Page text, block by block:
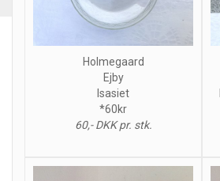
Holmegaard
Ejby
Isasiet
*60kr
60,- DKK pr. stk.